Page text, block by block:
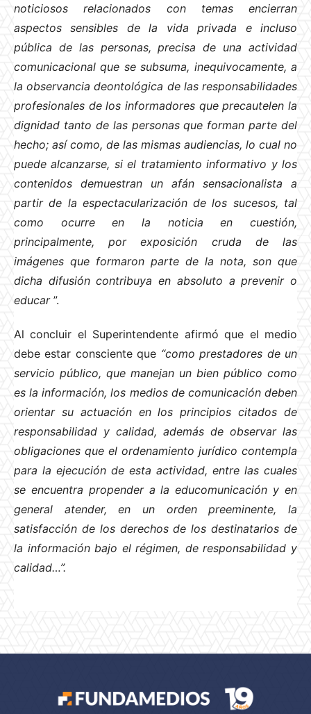
noticiosos relacionados con temas encierran
aspectos sensibles de la vida privada e incluso
pública de las personas, precisa de una actividad
comunicacional que se subsuma, inequivocamente, a
la observancia deontológica de las responsabilidades
profesionales de los informadores que precautelen la
dignidad tanto de las personas que forman parte del
hecho; así como, de las mismas audiencias, lo cual no
puede alcanzarse, si el tratamiento informativo y los
contenidos demuestran un afán sensacionalista a
partir de la espectacularización de los sucesos, tal
como ocurre en la noticia en cuestión,
principalmente, por exposición cruda de las
imágenes que formaron parte de la nota, son que
dicha difusión contribuya en absoluto a prevenir o
educar ”.
Al concluir el Superintendente afirmó que el medio
debe estar consciente que “como prestadores de un
servicio público, que manejan un bien público como
es la información, los medios de comunicación deben
orientar su actuación en los principios citados de
responsabilidad y calidad, además de observar las
obligaciones que el ordenamiento jurídico contempla
para la ejecución de esta actividad, entre las cuales
se encuentra propender a la educomunicación y en
general atender, en un orden preeminente, la
satisfacción de los derechos de los destinatarios de
la información bajo el régimen, de responsabilidad y
calidad…”.